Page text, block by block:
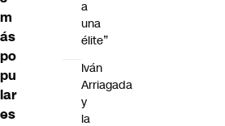
m
ás
po
pu
lar
es
a
una
élite”
Iván
Arriagada
y
la